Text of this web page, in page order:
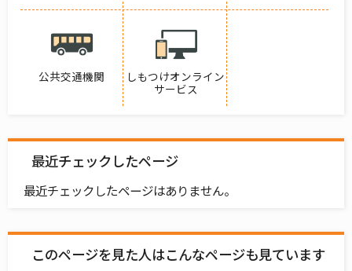
公共交通機関
しもつけオンライン
サービス
最近チェックしたページ
最近チェックしたページはありません。
このページを見た人はこんなページも見ています